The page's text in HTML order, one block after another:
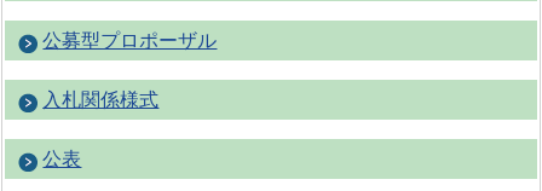
公募型プロポーザル
入札関係様式
公表